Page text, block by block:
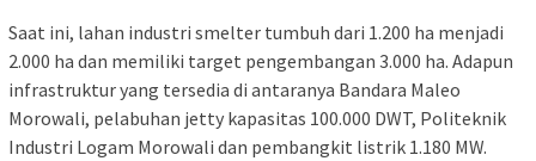
Saat ini, lahan industri smelter tumbuh dari 1.200 ha menjadi
2.000 ha dan memiliki target pengembangan 3.000 ha. Adapun
infrastruktur yang tersedia di antaranya Bandara Maleo
Morowali, pelabuhan jetty kapasitas 100.000 DWT, Politeknik
Industri Logam Morowali dan pembangkit listrik 1.180 MW.